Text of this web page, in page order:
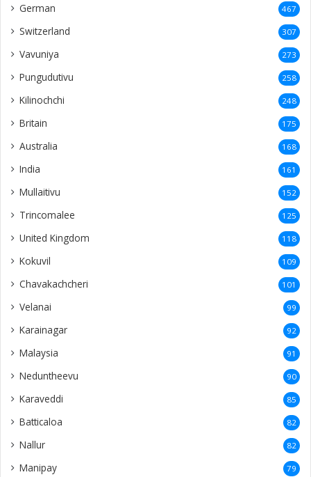
German 467
Switzerland 307
Vavuniya 273
Pungudutivu 258
Kilinochchi 248
Britain 175
Australia 168
India 161
Mullaitivu 152
Trincomalee 125
United Kingdom 118
Kokuvil 109
Chavakachcheri 101
Velanai 99
Karainagar 92
Malaysia 91
Neduntheevu 90
Karaveddi 85
Batticaloa 82
Nallur 82
Manipay 79